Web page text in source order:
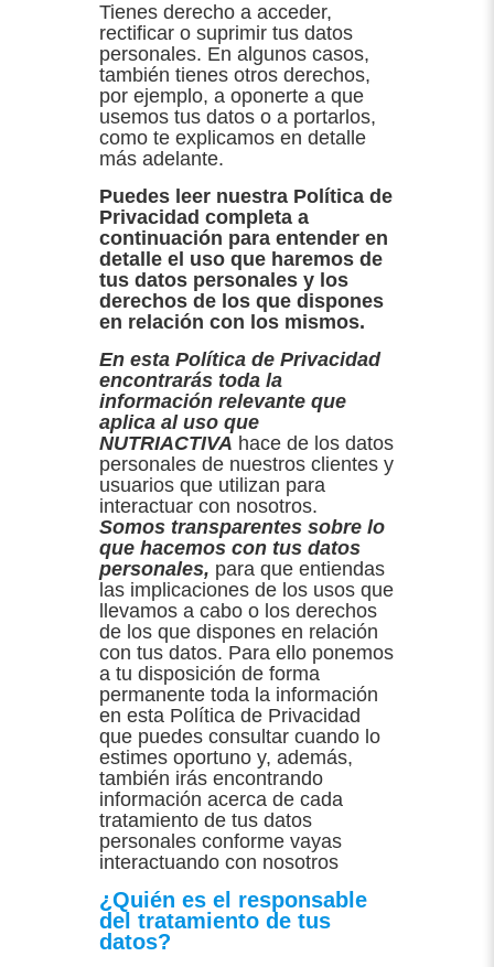
Tienes derecho a acceder,
rectificar o suprimir tus datos
personales. En algunos casos,
también tienes otros derechos,
por ejemplo, a oponerte a que
usemos tus datos o a portarlos,
como te explicamos en detalle
más adelante.
Puedes leer nuestra Política de
Privacidad completa a
continuación para entender en
detalle el uso que haremos de
tus datos personales y los
derechos de los que dispones
en relación con los mismos.
En esta Política de Privacidad
encontrarás toda la
información relevante que
aplica al uso que
NUTRIACTIVA hace de los datos
personales de nuestros clientes y
usuarios que utilizan para
interactuar con nosotros.
Somos transparentes sobre lo
que hacemos con tus datos
personales, para que entiendas
las implicaciones de los usos que
llevamos a cabo o los derechos
de los que dispones en relación
con tus datos. Para ello ponemos
a tu disposición de forma
permanente toda la información
en esta Política de Privacidad
que puedes consultar cuando lo
estimes oportuno y, además,
también irás encontrando
información acerca de cada
tratamiento de tus datos
personales conforme vayas
interactuando con nosotros
¿Quién es el responsable
del tratamiento de tus
datos?